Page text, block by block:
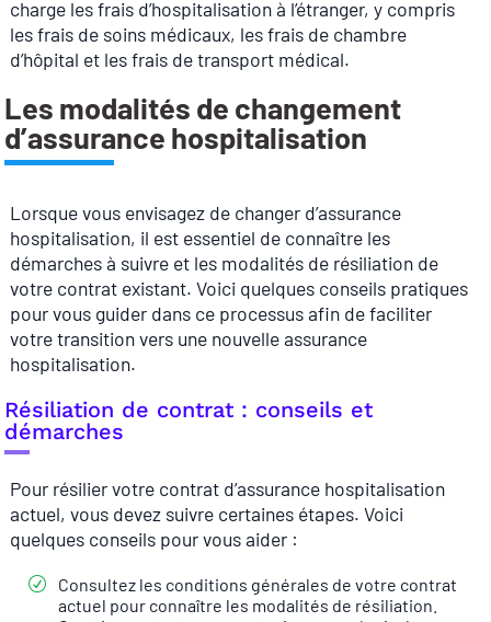
charge les frais d’hospitalisation à l’étranger, y compris
les frais de soins médicaux, les frais de chambre
d’hôpital et les frais de transport médical.
Les modalités de changement
d’assurance hospitalisation
Lorsque vous envisagez de changer d’assurance
hospitalisation, il est essentiel de connaître les
démarches à suivre et les modalités de résiliation de
votre contrat existant. Voici quelques conseils pratiques
pour vous guider dans ce processus afin de faciliter
votre transition vers une nouvelle assurance
hospitalisation.
Résiliation de contrat : conseils et
démarches
Pour résilier votre contrat d’assurance hospitalisation
actuel, vous devez suivre certaines étapes. Voici
quelques conseils pour vous aider :
Consultez les conditions générales de votre contrat
actuel pour connaître les modalités de résiliation.